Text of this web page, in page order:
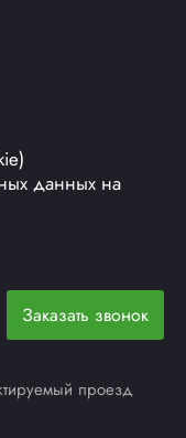
данных на
Заказать звонок
проезд